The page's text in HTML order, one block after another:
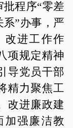
程序“零差
”办事，严
改进工作作
项规定精神
导党员干部
精力聚焦工
改进廉政建
加强廉洁教